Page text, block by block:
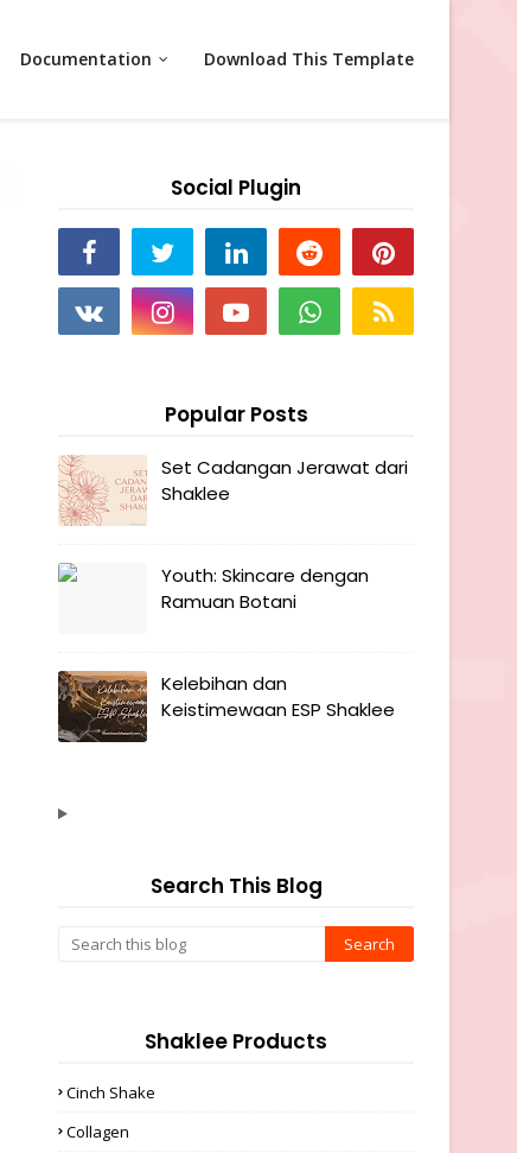
Documentation Download This Template
Social Plugin
Popular Posts
Set Cadangan Jerawat dari
Shaklee
Youth: Skincare dengan
Ramuan Botani
Kelebihan dan
Keistimewaan ESP Shaklee
Search This Blog
Shaklee Products
Cinch Shake
Collagen